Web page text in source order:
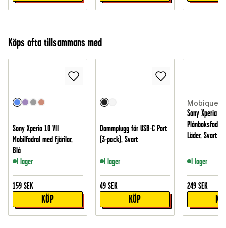
Köps ofta tillsammans med
Sony Xperia 10 VII
Mobilfodral med fjärilar,
Blå
I lager
159 SEK
KÖP
Dammplugg för USB-C Port
(3-pack), Svart
I lager
49 SEK
KÖP
Mobique
Sony Xperia
Läder, Svart
I lager
249 SEK